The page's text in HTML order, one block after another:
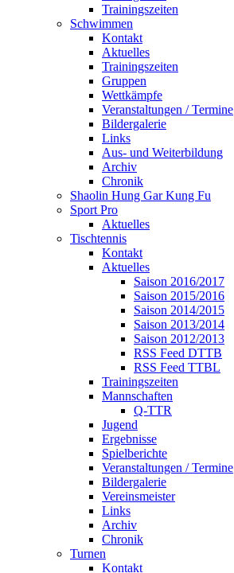
Trainingszeiten
Schwimmen
Kontakt
Aktuelles
Trainingszeiten
Gruppen
Wettkämpfe
Veranstaltungen / Termine
Bildergalerie
Links
Aus- und Weiterbildung
Archiv
Chronik
Shaolin Hung Gar Kung Fu
Sport Pro
Aktuelles
Tischtennis
Kontakt
Aktuelles
Saison 2016/2017
Saison 2015/2016
Saison 2014/2015
Saison 2013/2014
Saison 2012/2013
RSS Feed DTTB
RSS Feed TTBL
Trainingszeiten
Mannschaften
Q-TTR
Jugend
Ergebnisse
Spielberichte
Veranstaltungen / Termine
Bildergalerie
Vereinsmeister
Links
Archiv
Chronik
Turnen
Kontakt